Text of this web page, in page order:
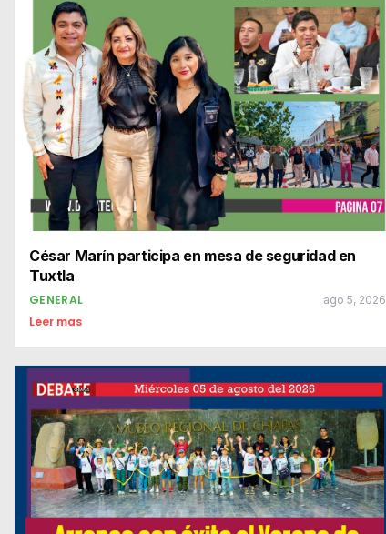
César Marín participa en mesa de seguridad en
Tuxtla
GENERAL ago 5, 2026
Leer mas